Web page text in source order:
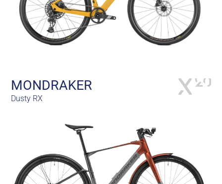
MONDRAKER
Dusty RX